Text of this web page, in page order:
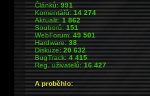
Článků:991
Komentářů:14 274
Aktualit:1 862
Souborů:151
WebForum:49 501
Hardware:38
Diskuze:20 632
BugTrack:4 415
Reg. uživatelů:16 427
A proběhlo: